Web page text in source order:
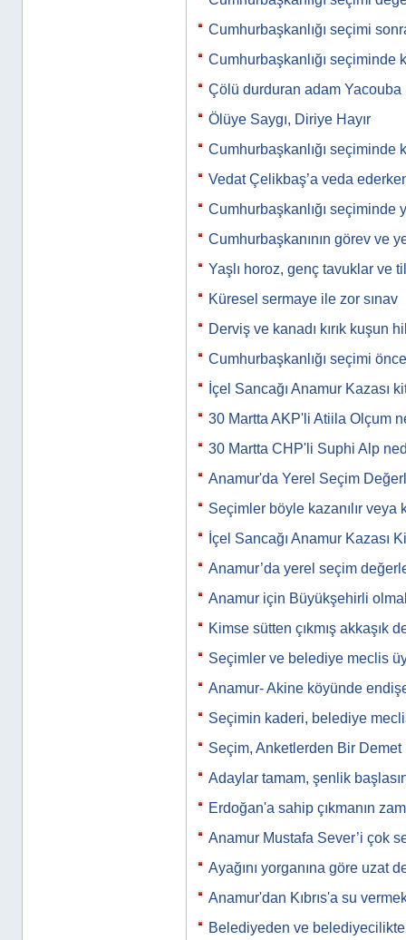
Cumhurbaşkanlığı seçimi
Cumhurbaşkanlığı seçiminde
Çölü durduran adam
Ölüye Saygı, Diriye Hayır
Cumhurbaşkanlığı seçiminde
Vedat Çelikbaş’a veda
Cumhurbaşkanlığı seçiminde
Cumhurbaşkanının görev ve
Yaşlı horoz, genç tavuklar ve
Küresel sermaye ile zor sınav
Derviş ve kanadı kırık kuşun
Cumhurbaşkanlığı seçimi
İçel Sancağı Anamur Kazası
30 Martta AKP'li Atiila Olçum
30 Martta CHP'li Suphi Alp
Anamur'da Yerel Seçim
Seçimler böyle kazanılır veya
İçel Sancağı Anamur Kazası
Anamur’da yerel seçim
Anamur için Büyükşehirli
Kimse sütten çıkmış akkaşık
Seçimler ve belediye meclis
Anamur- Akine köyünde
Seçimin kaderi, belediye
Seçim, Anketlerden Bir Demet
Adaylar tamam, şenlik
Erdoğan'a sahip çıkmanın
Anamur Mustafa Sever’i çok
Ayağını yorganına göre uzat
Anamur'dan Kıbrıs'a su
Belediyeden ve